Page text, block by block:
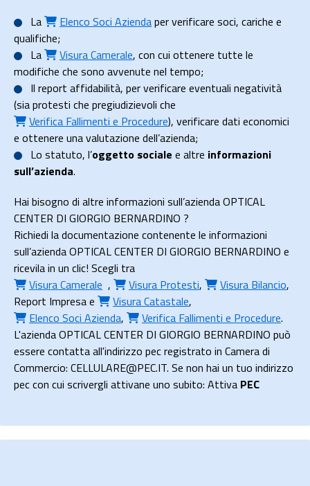
La
Elenco Soci Aziendaper verificare soci, cariche e
qualifiche;
La
Visura Camerale, con cui ottenere tutte le
modifiche che sono avvenute nel tempo;
Il report affidabilità, per verificare eventuali negatività
(sia protesti che pregiudizievoli che
Verifica Fallimenti e Procedure), verificare dati economici
e ottenere una valutazione dell’azienda;
Lo statuto, l’oggetto sociale e altre informazioni
sull’azienda.
Hai bisogno di altre informazioni sull’azienda OPTICAL
CENTER DI GIORGIO BERNARDINO ?
Richiedi la documentazione contenente le informazioni
sull’azienda OPTICAL CENTER DI GIORGIO BERNARDINO e
ricevila in un clic! Scegli tra
Visura Camerale , Visura Protesti, Visura Bilancio,
Report Impresae Visura Catastale,
Elenco Soci Azienda, Verifica Fallimenti e Procedure.
L'azienda OPTICAL CENTER DI GIORGIO BERNARDINO può
essere contatta all'indirizzo pec registrato in Camera di
Commercio: CELLULARE@PEC.IT. Se non hai un tuo indirizzo
pec con cui scrivergli attivane uno subito: Attiva PEC